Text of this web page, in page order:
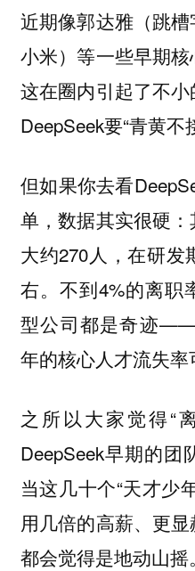
近期像郭达雅（跳
小米）等一些早期核
这在圈内引起了不
DeepSeek要“青黄不
但如果你去看
单，数据其实很硬
大约270人，在研发
右。不到4%的离职
型公司都是奇迹——
年的核心人才流失率
之所以大家觉得“
DeepSeek早期的团
当这几十个“天才少
用几倍的高薪、更
都会觉得是地动山摇。